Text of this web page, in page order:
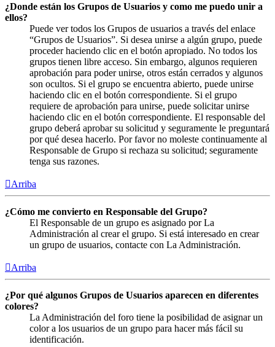
¿Donde están los Grupos de Usuarios y como me puedo unir a
ellos?
Puede ver todos los Grupos de usuarios a través del enlace
“Grupos de Usuarios”. Si desea unirse a algún grupo, puede
proceder haciendo clic en el botón apropiado. No todos los
grupos tienen libre acceso. Sin embargo, algunos requieren
aprobación para poder unirse, otros están cerrados y algunos
son ocultos. Si el grupo se encuentra abierto, puede unirse
haciendo clic en el botón correspondiente. Si el grupo
requiere de aprobación para unirse, puede solicitar unirse
haciendo clic en el botón correspondiente. El responsable del
grupo deberá aprobar su solicitud y seguramente le preguntará
por qué desea hacerlo. Por favor no moleste continuamente al
Responsable de Grupo si rechaza su solicitud; seguramente
tenga sus razones.
Arriba
¿Cómo me convierto en Responsable del Grupo?
El Responsable de un grupo es asignado por La
Administración al crear el grupo. Si está interesado en crear
un grupo de usuarios, contacte con La Administración.
Arriba
¿Por qué algunos Grupos de Usuarios aparecen en diferentes
colores?
La Administración del foro tiene la posibilidad de asignar un
color a los usuarios de un grupo para hacer más fácil su
identificación.